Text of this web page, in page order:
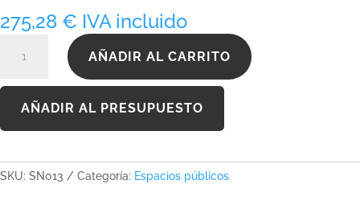
275,28 € IVA incluido
cantidad
AÑADIR AL CARRITO
AÑADIR AL PRESUPUESTO
SKU: SN013 Categoría: Espacios públicos